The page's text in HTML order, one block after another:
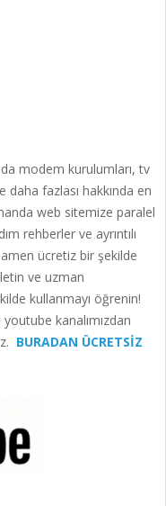
modem kurulumları, tv
fazlası hakkında en
web sitemize paralel
rehberler ve ayrıntılı
ücretiz bir şekilde
ve uzman
kullanmayı öğrenin!
kanalımızdan
BURADAN ÜCRETSİZ